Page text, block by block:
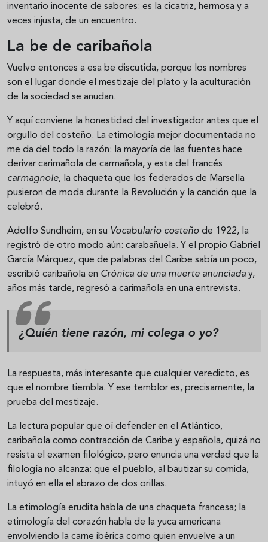
inventario inocente de sabores: es la cicatriz, hermosa y a
veces injusta, de un encuentro.
La be de caribañola
Vuelvo entonces a esa be discutida, porque los nombres
son el lugar donde el mestizaje del plato y la aculturación
de la sociedad se anudan.
Y aquí conviene la honestidad del investigador antes que el
orgullo del costeño. La etimología mejor documentada no
me da del todo la razón: la mayoría de las fuentes hace
derivar carimañola de carmañola, y esta del francés
carmagnole, la chaqueta que los federados de Marsella
pusieron de moda durante la Revolución y la canción que la
celebró.
Adolfo Sundheim, en su Vocabulario costeño de 1922, la
registró de otro modo aún: carabañuela. Y el propio Gabriel
García Márquez, que de palabras del Caribe sabía un poco,
escribió caribañola en Crónica de una muerte anunciada y,
años más tarde, regresó a carimañola en una entrevista.
¿Quién tiene razón, mi colega o yo?
La respuesta, más interesante que cualquier veredicto, es
que el nombre tiembla. Y ese temblor es, precisamente, la
prueba del mestizaje.
La lectura popular que oí defender en el Atlántico,
caribañola como contracción de Caribe y española, quizá no
resista el examen filológico, pero enuncia una verdad que la
filología no alcanza: que el pueblo, al bautizar su comida,
intuyó en ella el abrazo de dos orillas.
La etimología erudita habla de una chaqueta francesa; la
etimología del corazón habla de la yuca americana
envolviendo la carne ibérica como quien envuelve a un